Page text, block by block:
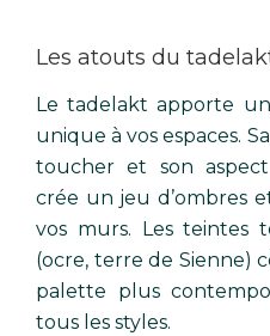
Les atouts du
Le tadelakt apporte
unique à vos espaces.
toucher et son
crée un jeu d’ombres
vos murs. Les teintes
(ocre, terre de Sienne)
palette plus
tous les styles.